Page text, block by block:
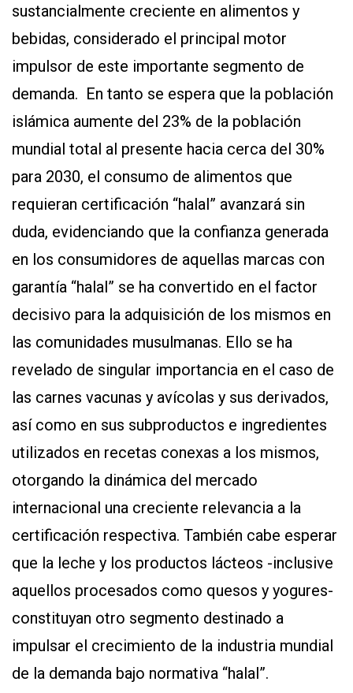
sustancialmente creciente en alimentos y
bebidas, considerado el principal motor
impulsor de este importante segmento de
demanda. En tanto se espera que la población
islámica aumente del 23% de la población
mundial total al presente hacia cerca del 30%
para 2030, el consumo de alimentos que
requieran certificación “halal” avanzará sin
duda, evidenciando que la confianza generada
en los consumidores de aquellas marcas con
garantía “halal” se ha convertido en el factor
decisivo para la adquisición de los mismos en
las comunidades musulmanas. Ello se ha
revelado de singular importancia en el caso de
las carnes vacunas y avícolas y sus derivados,
así como en sus subproductos e ingredientes
utilizados en recetas conexas a los mismos,
otorgando la dinámica del mercado
internacional una creciente relevancia a la
certificación respectiva. También cabe esperar
que la leche y los productos lácteos -inclusive
aquellos procesados como quesos y yogures-
constituyan otro segmento destinado a
impulsar el crecimiento de la industria mundial
de la demanda bajo normativa “halal”.